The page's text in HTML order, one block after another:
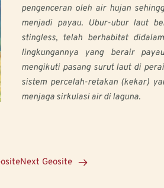
pengenceran oleh air hujan
menjadi payau. Ubur-ubur laut
stingless, telah berhabitat
lingkungannya yang berair
mengikuti pasang surut laut di
sistem percelah-retakan (kekar)
menjaga sirkulasi air di laguna.
Next Geosite